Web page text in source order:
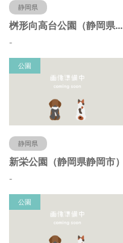
静岡県
桝形向高台公園（静岡県静岡市）
-
公園
静岡県
新栄公園（静岡県静岡市）
-
公園